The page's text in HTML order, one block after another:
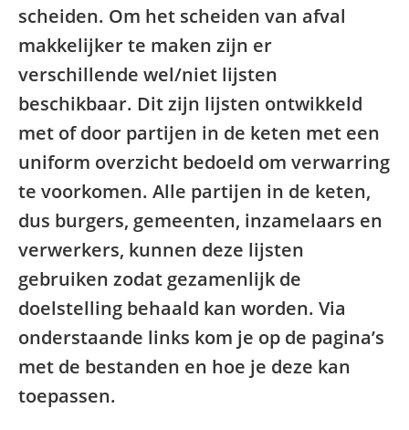
scheiden. Om het scheiden van afval
makkelijker te maken zijn er
verschillende wel/niet lijsten
beschikbaar. Dit zijn lijsten ontwikkeld
met of door partijen in de keten met een
uniform overzicht bedoeld om verwarring
te voorkomen. Alle partijen in de keten,
dus burgers, gemeenten, inzamelaars en
verwerkers, kunnen deze lijsten
gebruiken zodat gezamenlijk de
doelstelling behaald kan worden. Via
onderstaande links kom je op de pagina’s
met de bestanden en hoe je deze kan
toepassen.